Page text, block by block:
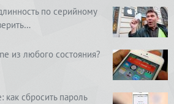
по серийному
из любого состояния?
сбросить пароль